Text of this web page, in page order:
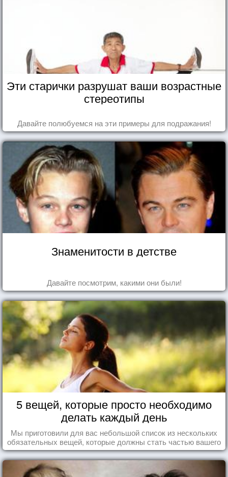
Эти старички разрушат ваши возрастные
стереотипы
Давайте полюбуемся на эти примеры для подражания!
Знаменитости в детстве
Давайте посмотрим, какими они были!
5 вещей, которые просто необходимо
делать каждый день
Мы приготовили для вас небольшой список из нескольких
обязательных вещей, которые должны стать частью вашего
дня.